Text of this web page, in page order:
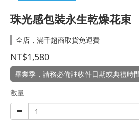
珠光感包裝永生乾燥花束
全店，滿千超商取貨免運費
NT$1,580
畢業季，請務必備註收件日期或典禮時
數量